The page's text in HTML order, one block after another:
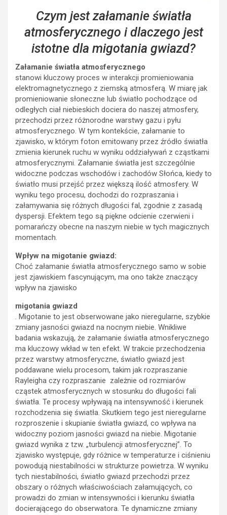
Czym jest załamanie światła
atmosferycznego i dlaczego jest
istotne dla migotania gwiazd?
Załamanie światła atmosferycznego
stanowi kluczowy proces w interakcji promieniowania
elektromagnetycznego z ziemską atmosferą. W miarę jak
promieniowanie słoneczne lub światło pochodzące od
odległych ciał niebieskich dociera do naszej atmosfery,
przechodzi przez różnorodne warstwy gazu i pyłu
atmosferycznego. W tym kontekście, załamanie to
zjawisko, w którym foton emitowany przez źródło światła
zmienia kierunek ruchu w wyniku oddziaływań z cząstkami
atmosferycznymi. Załamanie światła jest szczególnie
widoczne podczas wschodów i zachodów Słońca, kiedy to
światło musi przejść przez większą ilość atmosfery. W
wyniku tego procesu, dochodzi do rozpraszania i
załamywania się różnych długości fal, zgodnie z zasadą
dyspersji. Efektem tego są piękne odcienie czerwieni i
pomarańczy obecne na naszym niebie w tych magicznych
momentach.
Wpływ na migotanie gwiazd:
Choć załamanie światła atmosferycznego samo w sobie
jest zjawiskiem fascynującym, ma ono także znaczący
wpływ na zjawisko
migotania gwiazd
. Migotanie to jest obserwowane jako nieregularne, szybkie
zmiany jasności gwiazd na nocnym niebie. Wnikliwe
badania wskazują, że załamanie światła atmosferycznego
ma kluczowy wkład w ten efekt. W trakcie przechodzenia
przez warstwy atmosferyczne, światło gwiazd jest
poddawane wielu procesom, takim jak rozpraszanie
Rayleigha czy rozpraszanie zależnie od rozmiarów
cząstek atmosferycznych w stosunku do długości fali
światła. Te procesy wpływają na intensywność i kierunek
rozchodzenia się światła. Skutkiem tego jest nieregularne
rozproszenie i skupianie światła gwiazd, co wpływa na
widoczny poziom jasności gwiazd na niebie. Migotanie
gwiazd wynika z tzw. „turbulencji atmosferycznej”. To
zjawisko występuje, gdy różnice w temperaturze i ciśnieniu
powodują niestabilności w strukturze powietrza. W wyniku
tych niestabilności, światło gwiazd przechodzi przez
obszary o różnych właściwościach załamujących, co
prowadzi do zmian w intensywności i kierunku światła
docierającego do obserwatora. Te dynamiczne zmiany